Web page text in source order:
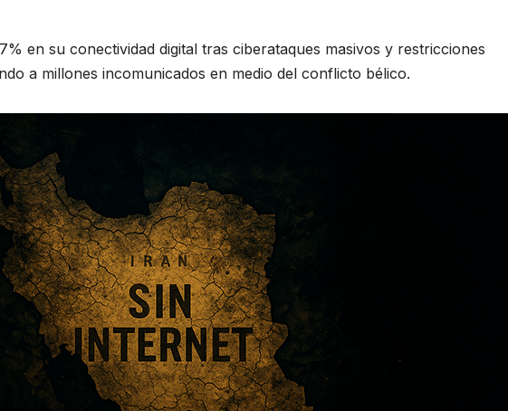
en su conectividad digital tras ciberataques masivos y restricciones
a millones incomunicados en medio del conflicto bélico.